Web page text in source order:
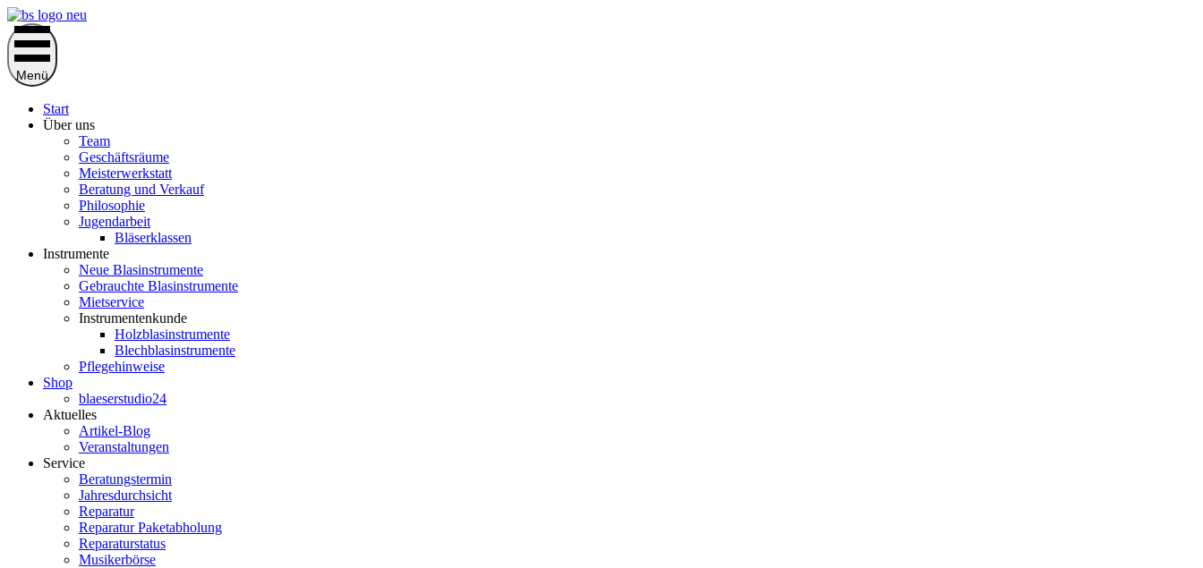
Zum
Inhalt
springen
Menü
Start
Über uns
Team
Geschäftsräume
Meisterwerkstatt
Beratung und Verkauf
Philosophie
Jugendarbeit
Bläserklassen
Instrumente
Neue Blasinstrumente
Gebrauchte Blasinstrumente
Mietservice
Instrumentenkunde
Holzblasinstrumente
Blechblasinstrumente
Pflegehinweise
Shop
blaeserstudio24
Aktuelles
Artikel-Blog
Veranstaltungen
Service
Beratungstermin
Jahresdurchsicht
Reparatur
Reparatur Paketabholung
Reparaturstatus
Musikerbörse